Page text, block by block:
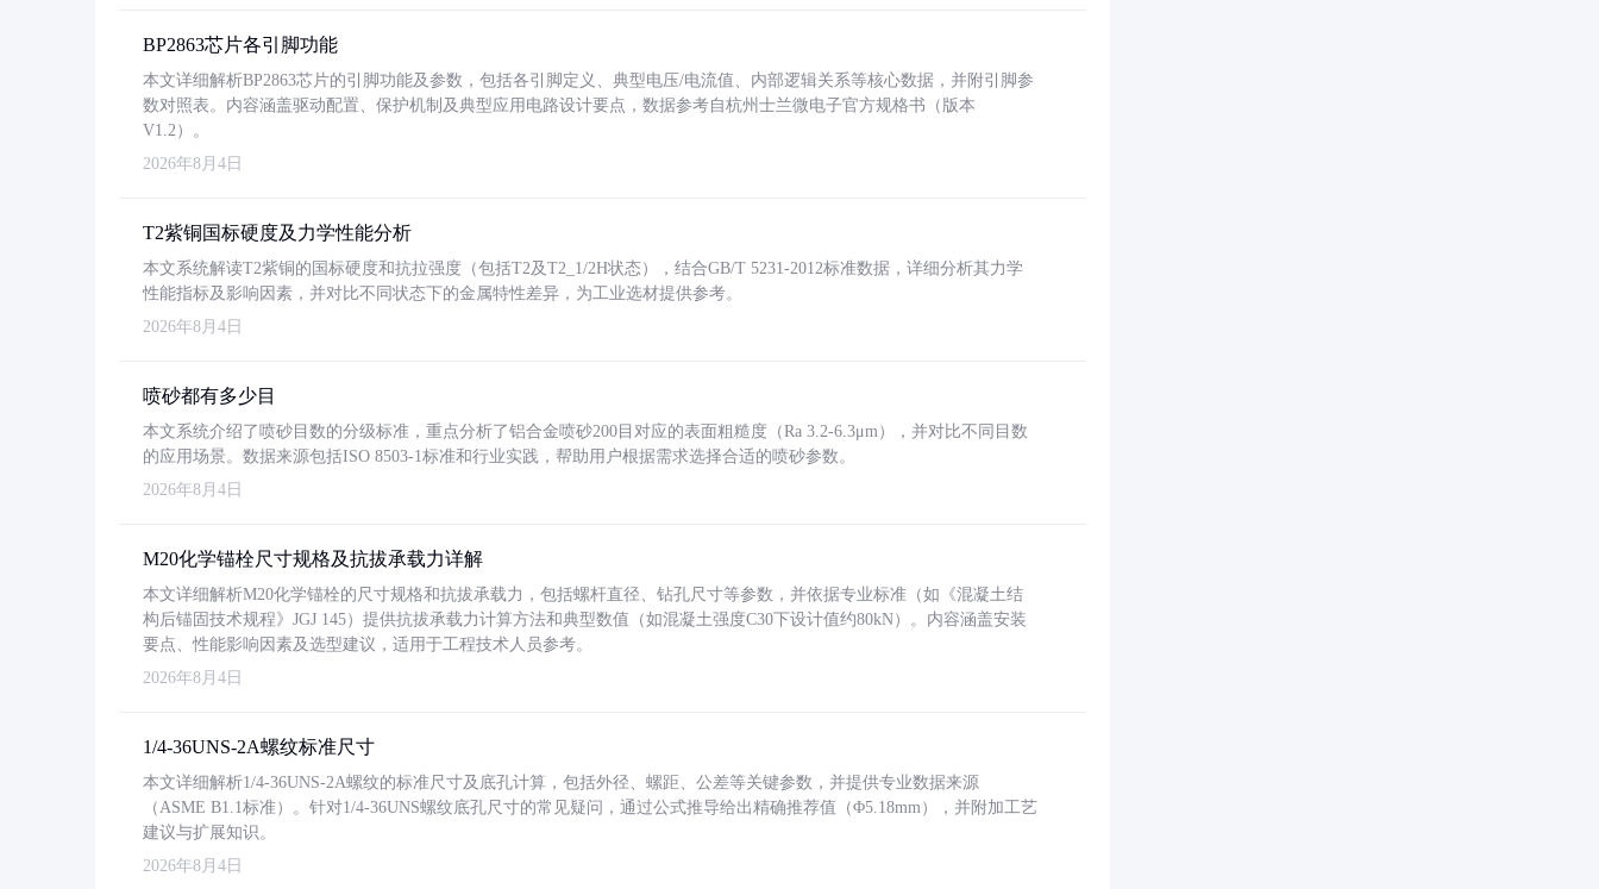
BP2863芯片各引脚功能
本文详细解析BP2863芯片的引脚功能及参数，包括各引脚定义、典型电压/电流值、内部逻辑关系等核心数据，并附引脚参
数对照表。内容涵盖驱动配置、保护机制及典型应用电路设计要点，数据参考自杭州士兰微电子官方规格书（版本
V1.2）。
2026年8月4日
T2紫铜国标硬度及力学性能分析
本文系统解读T2紫铜的国标硬度和抗拉强度（包括T2及T2_1/2H状态），结合GB/T 5231-2012标准数据，详细分析其力学
性能指标及影响因素，并对比不同状态下的金属特性差异，为工业选材提供参考。
2026年8月4日
喷砂都有多少目
本文系统介绍了喷砂目数的分级标准，重点分析了铝合金喷砂200目对应的表面粗糙度（Ra 3.2-6.3μm），并对比不同目数
的应用场景。数据来源包括ISO 8503-1标准和行业实践，帮助用户根据需求选择合适的喷砂参数。
2026年8月4日
M20化学锚栓尺寸规格及抗拔承载力详解
本文详细解析M20化学锚栓的尺寸规格和抗拔承载力，包括螺杆直径、钻孔尺寸等参数，并依据专业标准（如《混凝土结
构后锚固技术规程》JGJ 145）提供抗拔承载力计算方法和典型数值（如混凝土强度C30下设计值约80kN）。内容涵盖安装
要点、性能影响因素及选型建议，适用于工程技术人员参考。
2026年8月4日
1/4-36UNS-2A螺纹标准尺寸
本文详细解析1/4-36UNS-2A螺纹的标准尺寸及底孔计算，包括外径、螺距、公差等关键参数，并提供专业数据来源
（ASME B1.1标准）。针对1/4-36UNS螺纹底孔尺寸的常见疑问，通过公式推导给出精确推荐值（Φ5.18mm），并附加工艺
建议与扩展知识。
2026年8月4日